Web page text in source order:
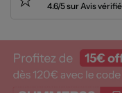
4.6/5 sur Avis